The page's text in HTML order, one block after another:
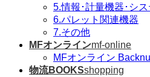
5.情報･計量機器･シス
6.パレット関連機器
7.その他
MFオンラインmf-online
MFオンライン
物流BOOKSshopping